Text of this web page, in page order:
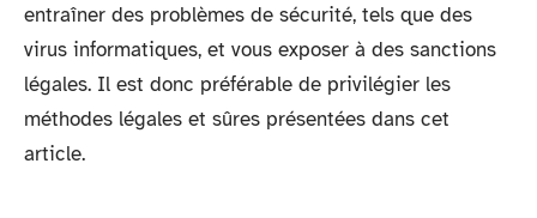
entraîner des problèmes de sécurité, tels que des
virus informatiques, et vous exposer à des sanctions
légales. Il est donc préférable de privilégier les
méthodes légales et sûres présentées dans cet
article.